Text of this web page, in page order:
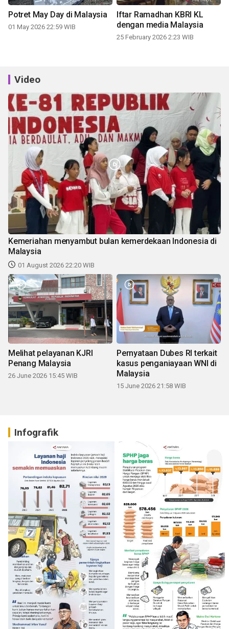
Potret May Day di Malaysia
01 May 2026 22:59 WIB
Iftar Ramadhan KBRI KL
dengan media Malaysia
25 February 2026 2:23 WIB
Video
Kemeriahan menyambut bulan kemerdekaan Indonesia di
Malaysia
01 August 2026 22:20 WIB
Melihat pelayanan KJRI
Penang Malaysia
26 June 2026 15:45 WIB
Pernyataan Dubes RI terkait
kasus penganiayaan WNI di
Malaysia
15 June 2026 21:58 WIB
Infografik